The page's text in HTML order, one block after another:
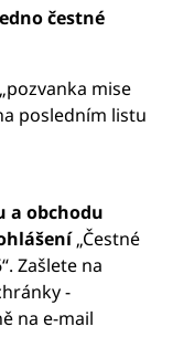
čestné
mise
posledním listu
a obchodu
„Čestné
Zašlete na
-
na e-mail